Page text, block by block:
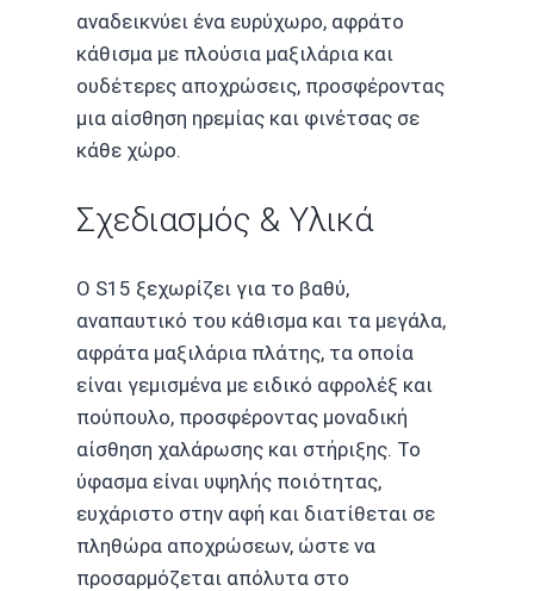
αναδεικνύει ένα ευρύχωρο, αφράτο
κάθισμα με πλούσια μαξιλάρια και
ουδέτερες αποχρώσεις, προσφέροντας
μια αίσθηση ηρεμίας και φινέτσας σε
κάθε χώρο.
Σχεδιασμός & Υλικά
Ο S15 ξεχωρίζει για το βαθύ,
αναπαυτικό του κάθισμα και τα μεγάλα,
αφράτα μαξιλάρια πλάτης, τα οποία
είναι γεμισμένα με ειδικό αφρολέξ και
πούπουλο, προσφέροντας μοναδική
αίσθηση χαλάρωσης και στήριξης. Το
ύφασμα είναι υψηλής ποιότητας,
ευχάριστο στην αφή και διατίθεται σε
πληθώρα αποχρώσεων, ώστε να
προσαρμόζεται απόλυτα στο